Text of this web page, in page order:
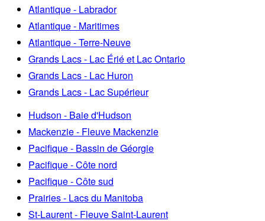
Atlantique - Labrador
Atlantique - Maritimes
Atlantique - Terre-Neuve
Grands Lacs - Lac Érié et Lac Ontario
Grands Lacs - Lac Huron
Grands Lacs - Lac Supérieur
Hudson - Baie d'Hudson
Mackenzie - Fleuve Mackenzie
Pacifique - Bassin de Géorgie
Pacifique - Côte nord
Pacifique - Côte sud
Prairies - Lacs du Manitoba
St-Laurent - Fleuve Saint-Laurent